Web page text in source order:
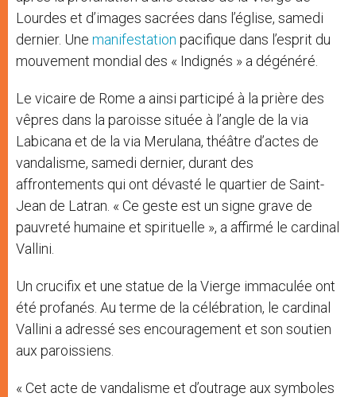
Lourdes et d’images sacrées dans l’église, samedi
dernier. Une manifestation pacifique dans l’esprit du
mouvement mondial des « Indignés » a dégénéré.
Le vicaire de Rome a ainsi participé à la prière des
vêpres dans la paroisse située à l’angle de la via
Labicana et de la via Merulana, théâtre d’actes de
vandalisme, samedi dernier, durant des
affrontements qui ont dévasté le quartier de Saint-
Jean de Latran. « Ce geste est un signe grave de
pauvreté humaine et spirituelle », a affirmé le cardinal
Vallini.
Un crucifix et une statue de la Vierge immaculée ont
été profanés. Au terme de la célébration, le cardinal
Vallini a adressé ses encouragement et son soutien
aux paroissiens.
« Cet acte de vandalisme et d’outrage aux symboles